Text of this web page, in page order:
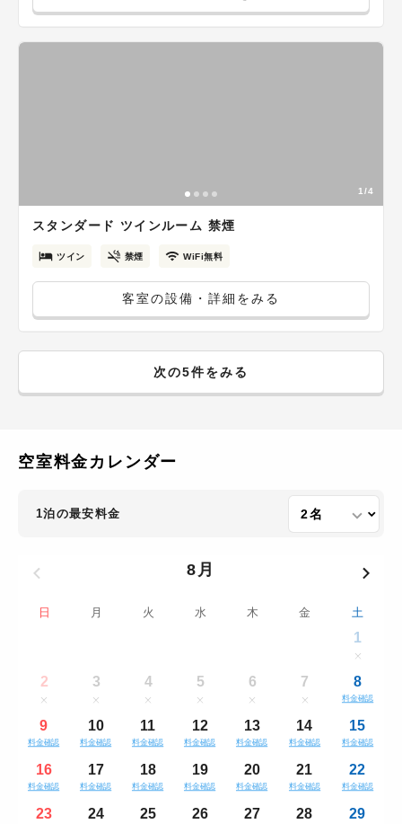
1/4
スタンダード ツインルーム 禁煙
ツイン 禁煙 WiFi無料
客室の設備・詳細をみる
次の5件をみる
空室料金カレンダー
1泊の最安料金
8月
日 月 火 水 木 金 土
1
2 3 4 5 6 7 8
料金確認
9
料金確認
10
料金確認
11
料金確認
12
料金確認
13
料金確認
14
料金確認
15
料金確認
16
料金確認
17
料金確認
18
料金確認
19
料金確認
20
料金確認
21
料金確認
22
料金確認
23 24 25 26 27 28 29